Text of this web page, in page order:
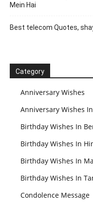
Mein Hai
Best telecom Quotes,
Category
Anniversary Wishes
Anniversary Wishes
Birthday Wishes In
Birthday Wishes In
Birthday Wishes In
Birthday Wishes In
Condolence Message